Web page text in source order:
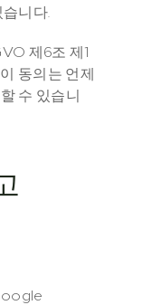
니다.
제6조 제1
동의는 언제
수 있습니